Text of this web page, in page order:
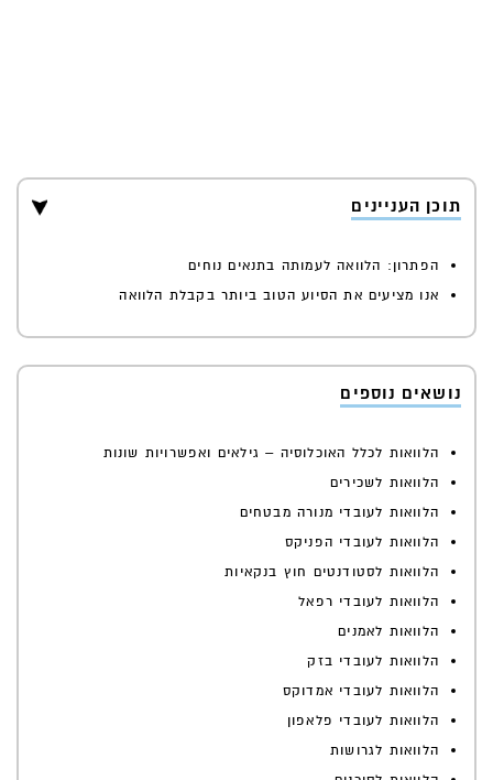
תוכן העניינים
הפתרון: הלוואה לעמותה בתנאים נוחים
אנו מציעים את הסיוע הטוב ביותר בקבלת הלוואה
נושאים נוספים
הלוואות לכלל האוכלוסיה – גילאים ואפשרויות שונות
הלוואות לשכירים
הלוואות לעובדי מנורה מבטחים
הלוואות לעובדי הפניקס
הלוואות לסטודנטים חוץ בנקאיות
הלוואות לעובדי רפאל
הלוואות לאמנים
הלוואות לעובדי בזק
הלוואות לעובדי אמדוקס
הלוואות לעובדי פלאפון
הלוואות לגרושות